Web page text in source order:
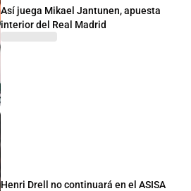
Así juega Mikael Jantunen, apuesta
interior del Real Madrid
Henri Drell no continuará en el ASISA